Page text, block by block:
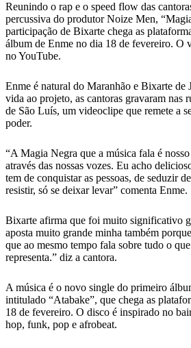
Reunindo o rap e o speed flow das
percussiva do produtor Noize Men,
participação de Bixarte chega as
álbum de Enme no dia 18 de fevereiro. O
no YouTube.
Enme é natural do Maranhão e Bixarte de
vida ao projeto, as cantoras gravaram nas
de São Luís, um videoclipe que remete a
poder.
“A Magia Negra que a música fala é
através das nossas vozes. Eu acho
tem de conquistar as pessoas, de seduzir
resistir, só se deixar levar” comenta Enme.
Bixarte afirma que foi muito significativo
aposta muito grande minha também
que ao mesmo tempo fala sobre tudo o
representa.” diz a cantora.
A música é o novo single do primeiro
intitulado “Atabake”, que chega as
18 de fevereiro. O disco é inspirado no
hop, funk, pop e afrobeat.